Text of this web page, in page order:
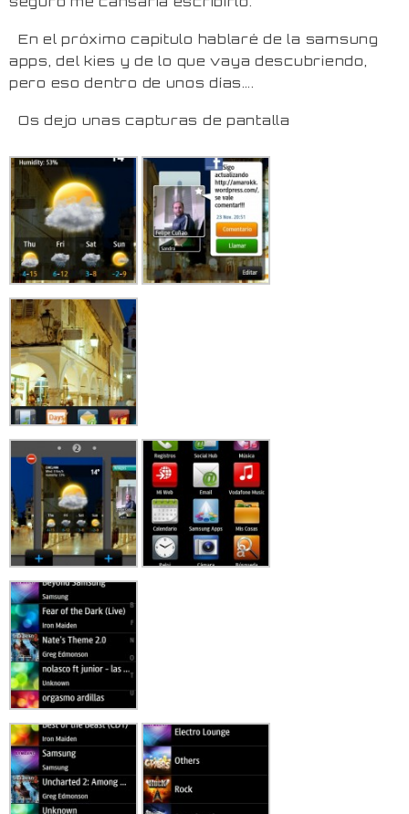
En el próximo capitulo hablaré de la samsung
apps, del kies y de lo que vaya descubriendo,
pero eso dentro de unos días….
Os dejo unas capturas de pantalla